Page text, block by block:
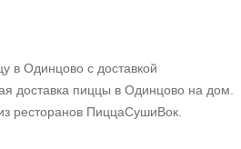
в Одинцово с доставкой
доставка пиццы в Одинцово на дом.
ресторанов ПиццаСушиВок.